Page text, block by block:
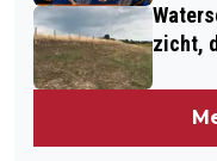
zicht,